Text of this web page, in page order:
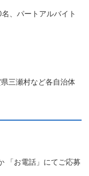
、パートアルバイト
三瀬村など各自治体
「お電話」にてご応募